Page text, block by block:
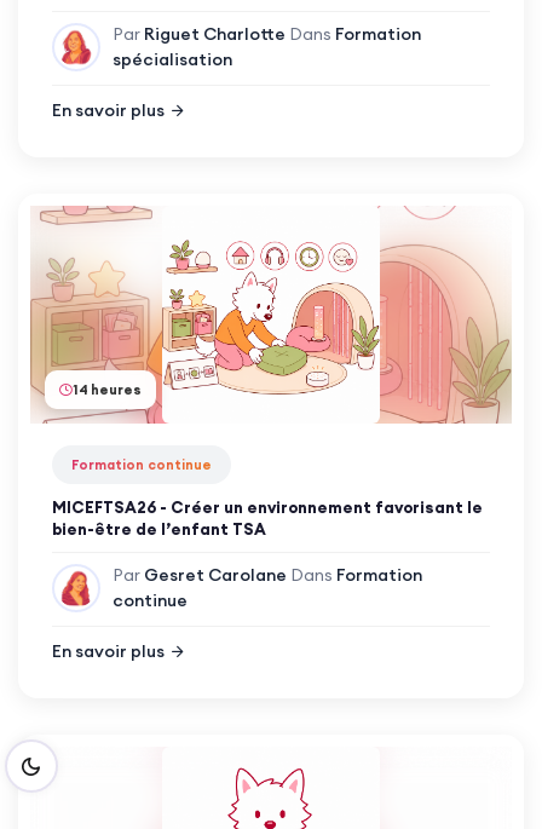
Par Riguet Charlotte Dans Formation
spécialisation
En savoir plus
14 heures
Formation continue
MICEFTSA26 - Créer un environnement favorisant le
bien-être de l’enfant TSA
Par Gesret Carolane Dans Formation
continue
En savoir plus